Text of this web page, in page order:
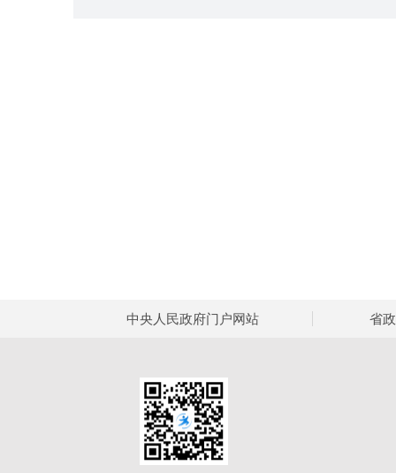
中央人民政府门户网站 省